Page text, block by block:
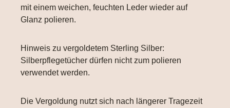
mit einem weichen, feuchten Leder wieder auf
Glanz polieren.
Hinweis zu vergoldetem Sterling Silber:
Silberpflegetücher dürfen nicht zum polieren
verwendet werden.
Die Vergoldung nutzt sich nach längerer Tragezeit